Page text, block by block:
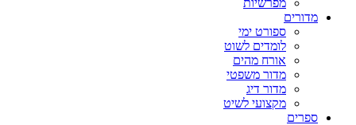
מפרשיות
מדורים
ספורט ימי
לומדים לשוט
אורח מהים
מדור משפטי
מדור דיג
מקצועי לשיט
ספרים